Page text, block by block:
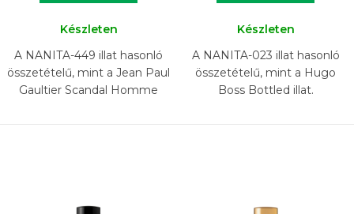
Készleten
A NANITA-449 illat hasonló
összetételű, mint a Jean Paul
Gaultier Scandal Homme
Készleten
A NANITA-023 illat hasonló
összetételű, mint a Hugo
Boss Bottled illat.